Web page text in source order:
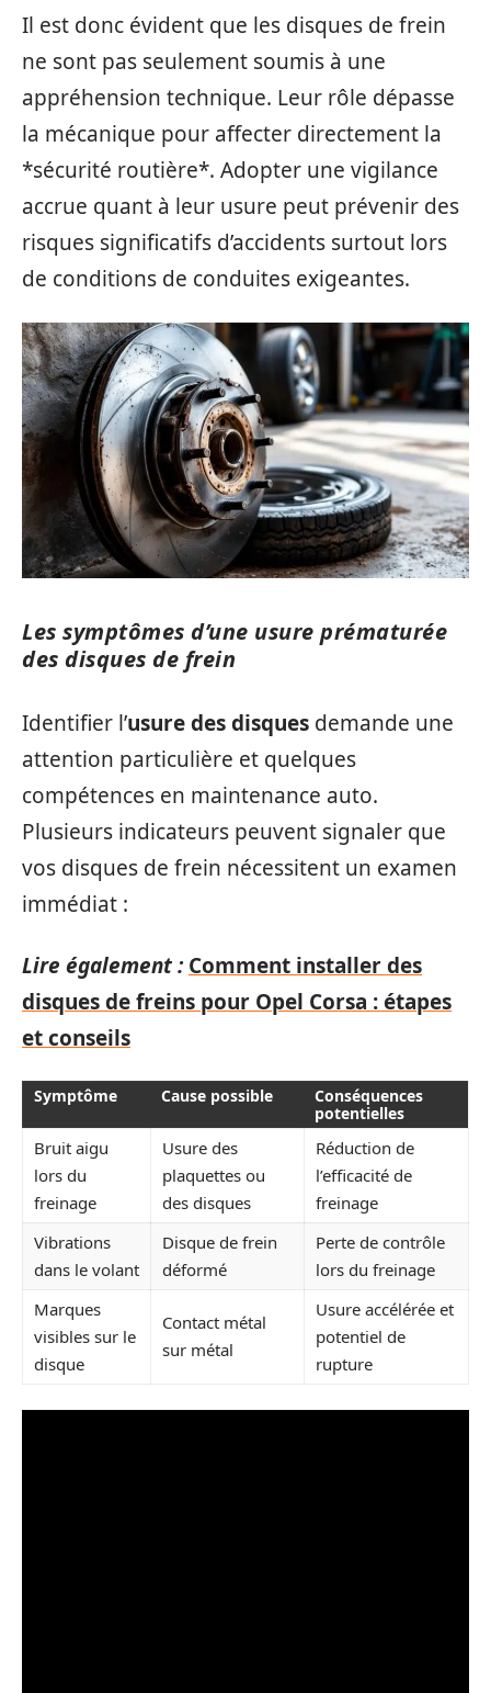
Il est donc évident que les disques de frein
ne sont pas seulement soumis à une
appréhension technique. Leur rôle dépasse
la mécanique pour affecter directement la
*sécurité routière*. Adopter une vigilance
accrue quant à leur usure peut prévenir des
risques significatifs d’accidents surtout lors
de conditions de conduites exigeantes.
Les symptômes d’une usure prématurée
des disques de frein
Identifier l’usure des disques demande une
attention particulière et quelques
compétences en maintenance auto.
Plusieurs indicateurs peuvent signaler que
vos disques de frein nécessitent un examen
immédiat :
Lire également : Comment installer des
disques de freins pour Opel Corsa : étapes
et conseils
Symptôme Cause possible
Conséquences
potentielles
Bruit aigu
lors du
freinage
Usure des
plaquettes ou
des disques
Réduction de
l’efficacité de
freinage
Vibrations
dans le volant
Disque de frein
déformé
Perte de contrôle
lors du freinage
Marques
visibles sur le
disque
Contact métal
sur métal
Usure accélérée et
potentiel de
rupture